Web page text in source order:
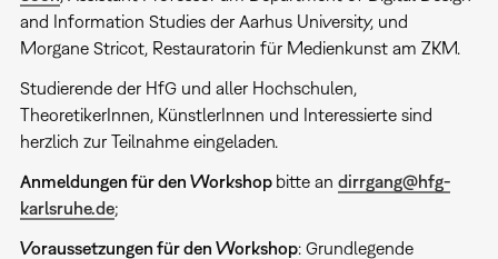
and Information Studies der Aarhus University, und
Morgane Stricot, Restauratorin für Medienkunst am ZKM.
Studierende der HfG und aller Hochschulen,
TheoretikerInnen, KünstlerInnen und Interessierte sind
herzlich zur Teilnahme eingeladen.
Anmeldungen für den Workshop bitte an dirrgang@hfg-
karlsruhe.de;
Voraussetzungen für den Workshop: Grundlegende